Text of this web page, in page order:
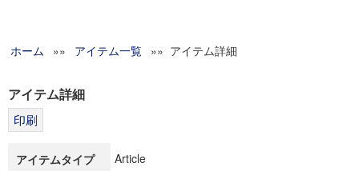
グローバルリサーチインスティテュート
科学研究費補助金研究成果報告書
博士課程教育リーディングプログラム「超成熟社会発展のサ
ホーム »» アイテム一覧 »» アイテム詳細
アイテム詳細
アイテムタイプ Article